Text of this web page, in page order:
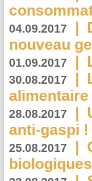
04.09.2017 |
nouveau
01.09.2017 |
30.08.2017 |
28.08.2017 |
anti-gaspi !
25.08.2017 |